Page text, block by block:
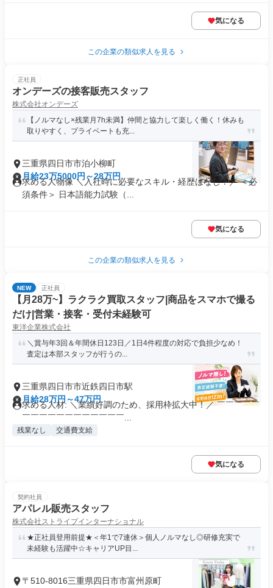
気になる
この企業の類似求人を見る
正社員
オンデーズの接客販売スタッフ
株式会社オンデーズ
【ノルマなし×残業月7h未満】仲間と協力して楽しく働く！休みも
取りやすく、プライベートも充...
三重県四日市市泊小柳町
月給23万5000円～28万円
求める人物像 ＼入社時に必要なスキル・経歴はなし！／ ＜必
須条件＞ 日本語能力試験（...
気になる
この企業の類似求人を見る
NEW 正社員
【月28万~】ラクラク買取スタッフ|商品をスマホで撮る
だけ|営業・接客・受付未経験可
東洋企業株式会社
＼賞与年3回＆年間休日123日／1日4件程度の対応で負担少なめ！
査定は本部スタッフが行うの...
三重県四日市市近鉄四日市駅
月給28万円～47万円
求める人材: ＼業績好調のため、採用枠拡大中！／ ￣￣￣￣￣
￣￣￣￣￣￣￣￣￣￣￣￣...
残業なし 交通費支給
気になる
契約社員
アパレル販売スタッフ
株式会社ストライプインターナショナル
★正社員登用前提★＜年1で7連休＞個人ノルマなし◎研修充実で
未経験も活躍中☆キャリアUP目...
〒510-8016三重県四日市市富州原町